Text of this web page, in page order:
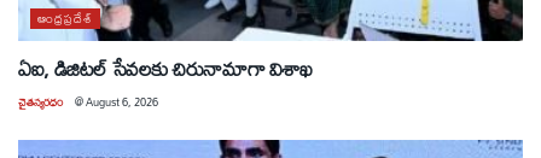
ఆంధ్రప్రదేశ్
ఏఐ, డిజిటల్ సేవలకు చిరునామాగా విశాఖ
చైతన్యరధం @August 6, 2026